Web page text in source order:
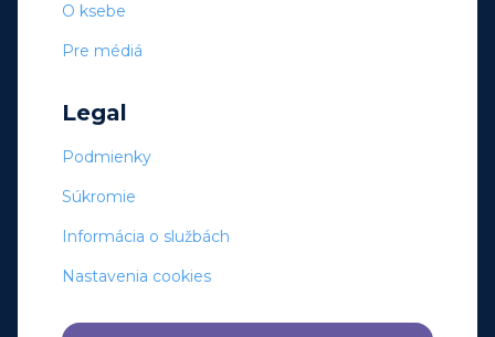
O ksebe
Pre médiá
Legal
Podmienky
Súkromie
Informácia o službách
Nastavenia cookies